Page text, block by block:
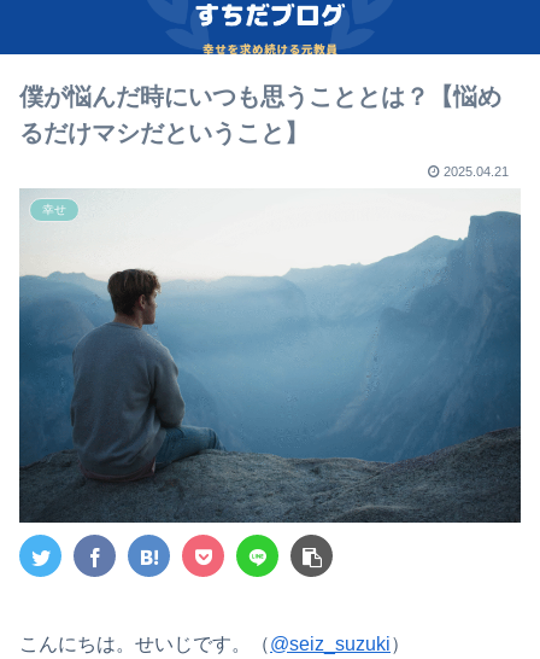
僕が悩んだ時にいつも思うこととは？【悩め
るだけマシだということ】
2025.04.21
幸せ
こんにちは。せいじです。（@seiz_suzuki）